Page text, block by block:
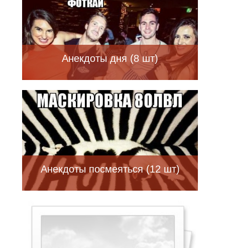
Анекдоты дня (8 шт)
Анекдоты посмеяться (12 шт)